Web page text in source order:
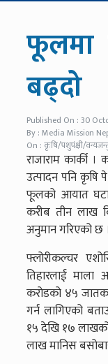
फूलमा
बढ्दो
Published On : 30
By : Media Mission
On : कृषि/पशुपंक्षी/
राजाराम कार्की ।
उत्पादन पनि कृषि
फूलको आयात
करीब तीन लाख
अनुमान गरिएको छ ।
फ्लोरीकल्चर
तिहारलाई
करोडको ४५
गर्न लागिएको
१५ देखि १७
लाख मानिस